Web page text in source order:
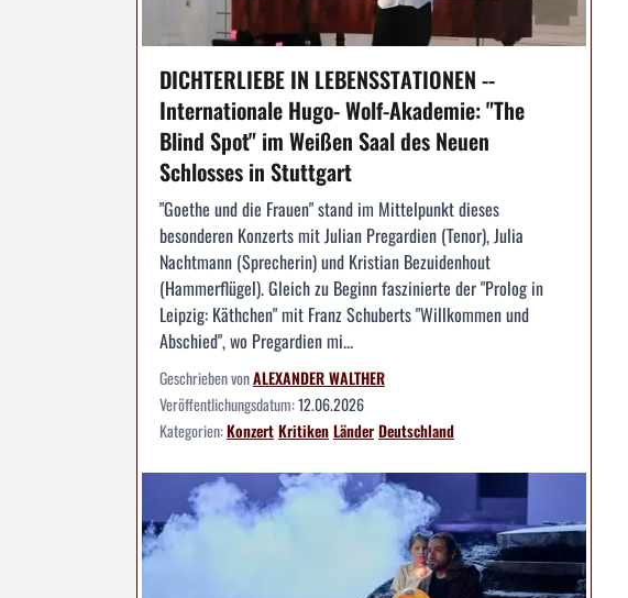
DICHTERLIEBE IN LEBENSSTATIONEN --
Internationale Hugo- Wolf-Akademie: "The
Blind Spot" im Weißen Saal des Neuen
Schlosses in Stuttgart
"Goethe und die Frauen" stand im Mittelpunkt dieses
besonderen Konzerts mit Julian Pregardien (Tenor), Julia
Nachtmann (Sprecherin) und Kristian Bezuidenhout
(Hammerflügel). Gleich zu Beginn faszinierte der "Prolog in
Leipzig: Käthchen" mit Franz Schuberts "Willkommen und
Abschied", wo Pregardien mi...
Geschrieben vonALEXANDER WALTHER
Veröffentlichungsdatum:12.06.2026
Kategorien:KonzertKritikenLänderDeutschland